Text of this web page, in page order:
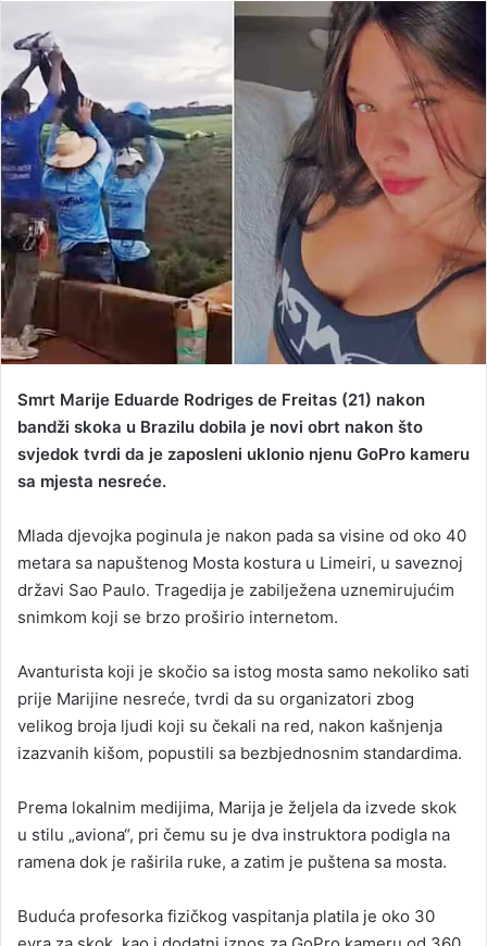
e
m
a
i
l
Smrt Marije Eduarde Rodriges de Freitas (21) nakon
bandži skoka u Brazilu dobila je novi obrt nakon što
svjedok tvrdi da je zaposleni uklonio njenu GoPro kameru
sa mjesta nesreće.
Mlada djevojka poginula je nakon pada sa visine od oko 40
metara sa napuštenog Mosta kostura u Limeiri, u saveznoj
državi Sao Paulo. Tragedija je zabilježena uznemirujućim
snimkom koji se brzo proširio internetom.
Avanturista koji je skočio sa istog mosta samo nekoliko sati
prije Marijine nesreće, tvrdi da su organizatori zbog
velikog broja ljudi koji su čekali na red, nakon kašnjenja
izazvanih kišom, popustili sa bezbjednosnim standardima.
Prema lokalnim medijima, Marija je željela da izvede skok
u stilu „aviona“, pri čemu su je dva instruktora podigla na
ramena dok je raširila ruke, a zatim je puštena sa mosta.
Buduća profesorka fizičkog vaspitanja platila je oko 30